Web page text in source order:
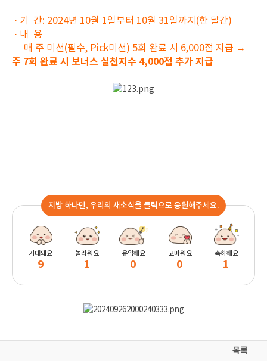
· 기 간: 2024년 10월 1일부터 10월 31일까지(한 달간)
· 내 용
매 주 미션(필수, Pick미션) 5회 완료 시 6,000점 지급 →
주 7회 완료 시 보너스 실천지수 4,000점 추가 지급
지방 하나만, 우리의 새소식을 클릭으로 응원해주세요.
기대돼요
9
놀라워요
1
유익해요
0
고마워요
0
축하해요
1
목록